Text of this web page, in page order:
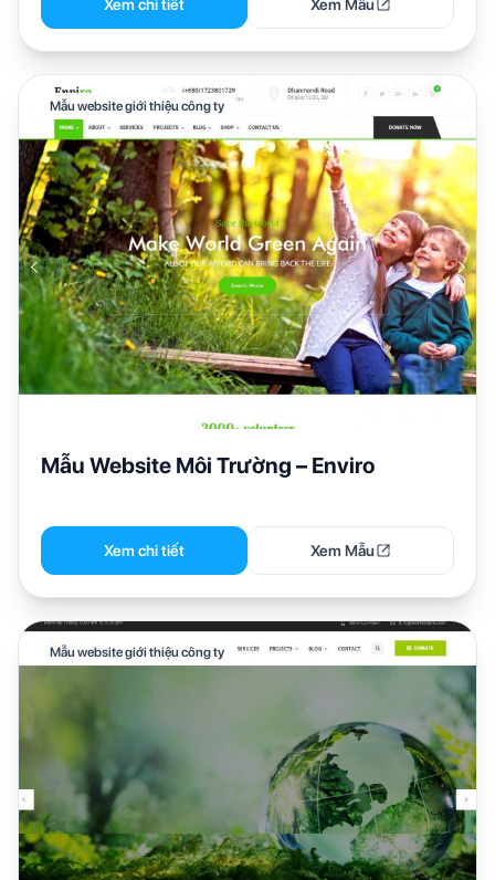
Xem chi tiết Xem Mẫu
Mẫu website giới thiệu công ty
Mẫu Website Môi Trường – Enviro
Xem chi tiết Xem Mẫu
Mẫu website giới thiệu công ty